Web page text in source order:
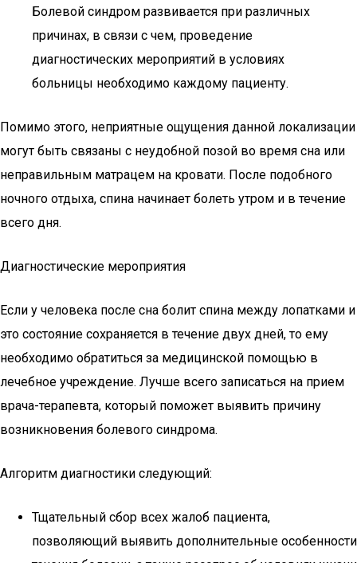
Болевой синдром развивается при различных
причинах, в связи с чем, проведение
диагностических мероприятий в условиях
больницы необходимо каждому пациенту.
Помимо этого, неприятные ощущения данной локализации
могут быть связаны с неудобной позой во время сна или
неправильным матрацем на кровати. После подобного
ночного отдыха, спина начинает болеть утром и в течение
всего дня.
Диагностические мероприятия
Если у человека после сна болит спина между лопатками и
это состояние сохраняется в течение двух дней, то ему
необходимо обратиться за медицинской помощью в
лечебное учреждение. Лучше всего записаться на прием
врача-терапевта, который поможет выявить причину
возникновения болевого синдрома.
Алгоритм диагностики следующий:
Тщательный сбор всех жалоб пациента,
позволяющий выявить дополнительные особенности